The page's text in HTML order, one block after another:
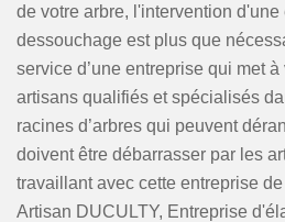
de votre arbre, l'intervention d'une
dessouchage est plus que
service d’une entreprise qui met
artisans qualifiés et spécialisés
racines d’arbres qui peuvent
doivent être débarrasser par les
travaillant avec cette entreprise
Artisan DUCULTY, Entreprise